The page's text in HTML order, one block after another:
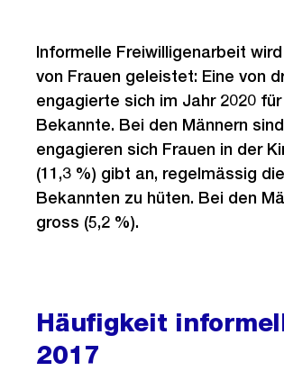
Informelle Freiwilligenarbeit
von Frauen geleistet: Eine von
engagierte sich im Jahr 2020
Bekannte. Bei den Männern
engagieren sich Frauen in der
(11,3 %) gibt an, regelmässig
Bekannten zu hüten. Bei den
gross (5,2 %).
Häufigkeit
2017